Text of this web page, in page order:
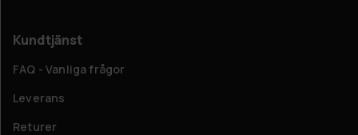
Kundtjänst
FAQ - Vanliga frågor
Leverans
Returer